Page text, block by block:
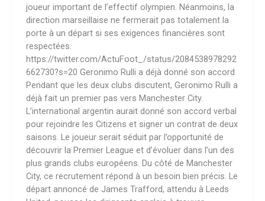
joueur important de l’effectif olympien. Néanmoins, la
direction marseillaise ne fermerait pas totalement la
porte à un départ si ses exigences financières sont
respectées.
https://twitter.com/ActuFoot_/status/2084538978292
662730?s=20 Geronimo Rulli a déjà donné son accord
Pendant que les deux clubs discutent, Geronimo Rulli a
déjà fait un premier pas vers Manchester City.
L’international argentin aurait donné son accord verbal
pour rejoindre les Citizens et signer un contrat de deux
saisons. Le joueur serait séduit par l’opportunité de
découvrir la Premier League et d’évoluer dans l’un des
plus grands clubs européens. Du côté de Manchester
City, ce recrutement répond à un besoin bien précis. Le
départ annoncé de James Trafford, attendu à Leeds